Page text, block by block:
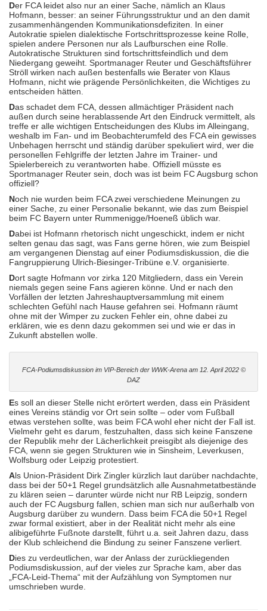
Der FCA leidet also nur an einer Sache, nämlich an Klaus
Hofmann, besser: an seiner Führungsstruktur und an den damit
zusammenhängenden Kommunikationsdefiziten. In einer
Autokratie spielen dialektische Fortschrittsprozesse keine Rolle,
spielen andere Personen nur als Laufburschen eine Rolle.
Autokratische Strukturen sind fortschrittsfeindlich und dem
Niedergang geweiht. Sportmanager Reuter und Geschäftsführer
Ströll wirken nach außen bestenfalls wie Berater von Klaus
Hofmann, nicht wie prägende Persönlichkeiten, die Wichtiges zu
entscheiden hätten.
Das schadet dem FCA, dessen allmächtiger Präsident nach
außen durch seine herablassende Art den Eindruck vermittelt, als
treffe er alle wichtigen Entscheidungen des Klubs im Alleingang,
weshalb im Fan- und im Beobachterumfeld des FCA ein gewisses
Unbehagen herrscht und ständig darüber spekuliert wird, wer die
personellen Fehlgriffe der letzten Jahre im Trainer- und
Spielerbereich zu verantworten habe. Offiziell müsste es
Sportmanager Reuter sein, doch was ist beim FC Augsburg schon
offiziell?
Noch nie wurden beim FCA zwei verschiedene Meinungen zu
einer Sache, zu einer Personalie bekannt, wie das zum Beispiel
beim FC Bayern unter Rummenigge/Hoeneß üblich war.
Dabei ist Hofmann rhetorisch nicht ungeschickt, indem er nicht
selten genau das sagt, was Fans gerne hören, wie zum Beispiel
am vergangenen Dienstag auf einer Podiumsdiskussion, die die
Fangruppierung Ulrich-Biesinger-Tribüne e.V. organisierte.
Dort sagte Hofmann vor zirka 120 Mitgliedern, dass ein Verein
niemals gegen seine Fans agieren könne. Und er nach den
Vorfällen der letzten Jahreshauptversammlung mit einem
schlechten Gefühl nach Hause gefahren sei. Hofmann räumt
ohne mit der Wimper zu zucken Fehler ein, ohne dabei zu
erklären, wie es denn dazu gekommen sei und wie er das in
Zukunft abstellen wolle.
FCA-Podiumsdiskussion im VIP-Bereich der WWK-Arena am 12. April 2022 ©
DAZ
Es soll an dieser Stelle nicht erörtert werden, dass ein Präsident
eines Vereins ständig vor Ort sein sollte – oder vom Fußball
etwas verstehen sollte, was beim FCA wohl eher nicht der Fall ist.
Vielmehr geht es darum, festzuhalten, dass sich keine Fanszene
der Republik mehr der Lächerlichkeit preisgibt als diejenige des
FCA, wenn sie gegen Strukturen wie in Sinsheim, Leverkusen,
Wolfsburg oder Leipzig protestiert.
Als Union-Präsident Dirk Zingler kürzlich laut darüber nachdachte,
dass bei der 50+1 Regel grundsätzlich alle Ausnahmetatbestände
zu klären seien – darunter würde nicht nur RB Leipzig, sondern
auch der FC Augsburg fallen, schien man sich nur außerhalb von
Augsburg darüber zu wundern. Dass beim FCA die 50+1 Regel
zwar formal existiert, aber in der Realität nicht mehr als eine
alibigeführte Fußnote darstellt, führt u.a. seit Jahren dazu, dass
der Klub schleichend die Bindung zu seiner Fanszene verliert.
Dies zu verdeutlichen, war der Anlass der zurückliegenden
Podiumsdiskussion, auf der vieles zur Sprache kam, aber das
„FCA-Leid-Thema“ mit der Aufzählung von Symptomen nur
umschrieben wurde.